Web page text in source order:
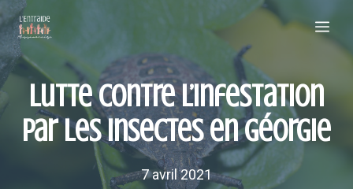
Aller
au
contenu
Lutte contre l’infestation
par les insectes en Géorgie
7 avril 2021